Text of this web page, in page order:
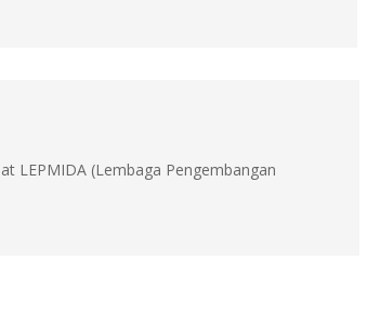
LEPMIDA (Lembaga Pengembangan